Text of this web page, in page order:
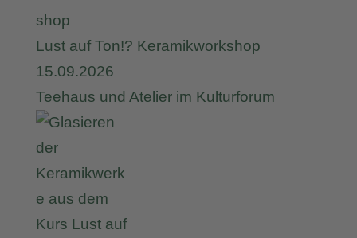
Lust auf Ton!? Keramikworkshop
15.09.2026
Teehaus und Atelier im Kulturforum